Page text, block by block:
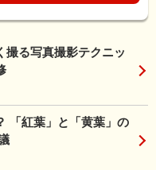
撮る写真撮影テクニッ
「紅葉」と「黄葉」の